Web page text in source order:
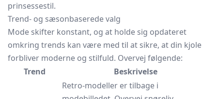
prinsessestil.
Trend- og sæsonbaserede valg
Mode skifter konstant, og at holde sig opdateret
omkring trends kan være med til at sikre, at din kjole
forbliver moderne og stilfuld. Overvej følgende:
Trend
Beskrivelse
Retro-modeller er tilbage i